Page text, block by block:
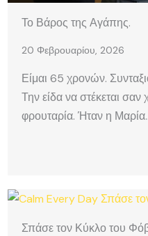
Το Βάρος της Αγάπης.
20 Φεβρουαρίου, 2026
Είμαι 65 χρονών.
Την είδα να στέκεται σαν
φρουταρία. Ήταν η
Σπάσε τον Κύκλο του